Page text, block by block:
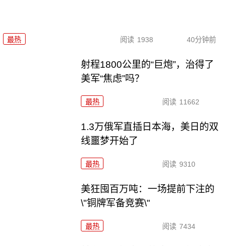
最热 阅读 1938 40分钟前
射程1800公里的“巨炮”，治得了
美军“焦虑”吗？
最热 阅读 11662
1.3万俄军直插日本海，美日的双
线噩梦开始了
最热 阅读 9310
美狂囤百万吨：一场提前下注的
\"铜牌军备竞赛\"
最热 阅读 7434